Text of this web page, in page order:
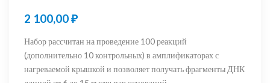
2 100,00₽
Набор рассчитан на проведение 100 реакций
(дополнительно 10 контрольных) в амплификаторах с
нагреваемой крышкой и позволяет получать фрагменты ДНК